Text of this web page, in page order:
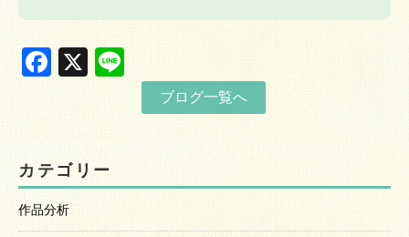
Facebook
X
ブログ一覧へ
カテゴリー
作品分析